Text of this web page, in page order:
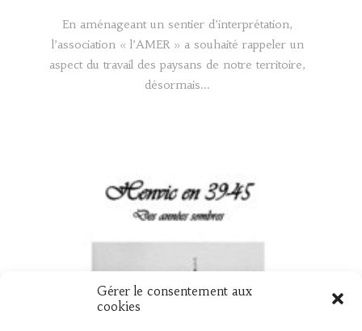
Gérer le consentement aux
cookies
En aménageant un sentier d’interprétation,
l’association « l’AMER » a souhaité rappeler un
aspect du travail des paysans de notre territoire,
désormais...
UN NOUVEAU LIVRE « HENVIC EN 39